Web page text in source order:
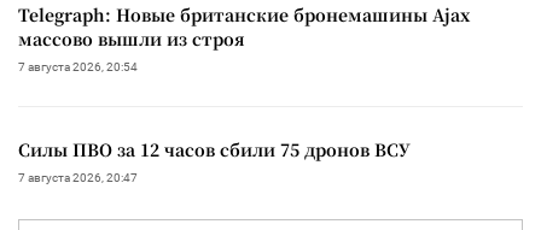
Telegraph: Новые британские бронемашины Ajax
массово вышли из строя
7 августа 2026, 20:54
Силы ПВО за 12 часов сбили 75 дронов ВСУ
7 августа 2026, 20:47